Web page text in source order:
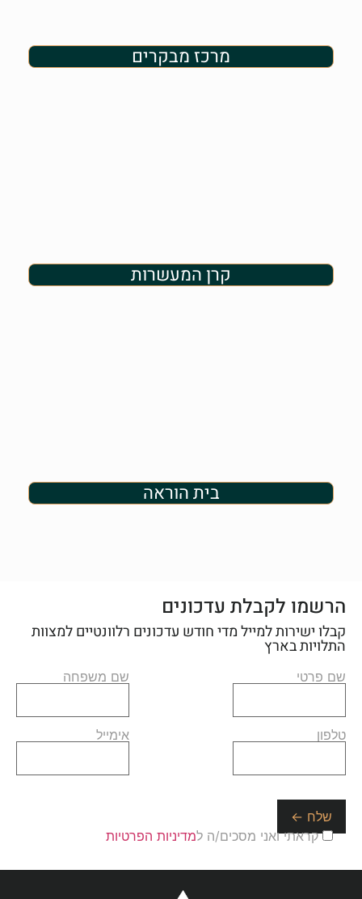
מרכז מבקרים
קרן המעשרות
בית הוראה
הרשמו לקבלת עדכונים
קבלו ישירות למייל מדי חודש עדכונים רלוונטיים למצוות
התלויות בארץ
שם פרטי שם משפחה
טלפון אימייל
קראתי ואני מסכים/ה למדיניות הפרטיות